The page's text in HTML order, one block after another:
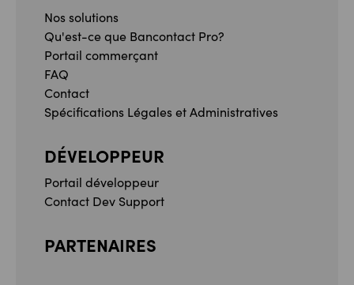
Nos solutions
Qu'est-ce que Bancontact Pro?
Portail commerçant
FAQ
Contact
Spécifications Légales et Administratives
DÉVELOPPEUR
Portail développeur
Contact Dev Support
PARTENAIRES